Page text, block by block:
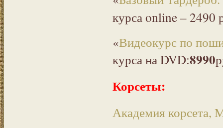
курса online – 2490
«Видеокурс по
курса на DVD:8990
Корсеты:
Академия корсета,